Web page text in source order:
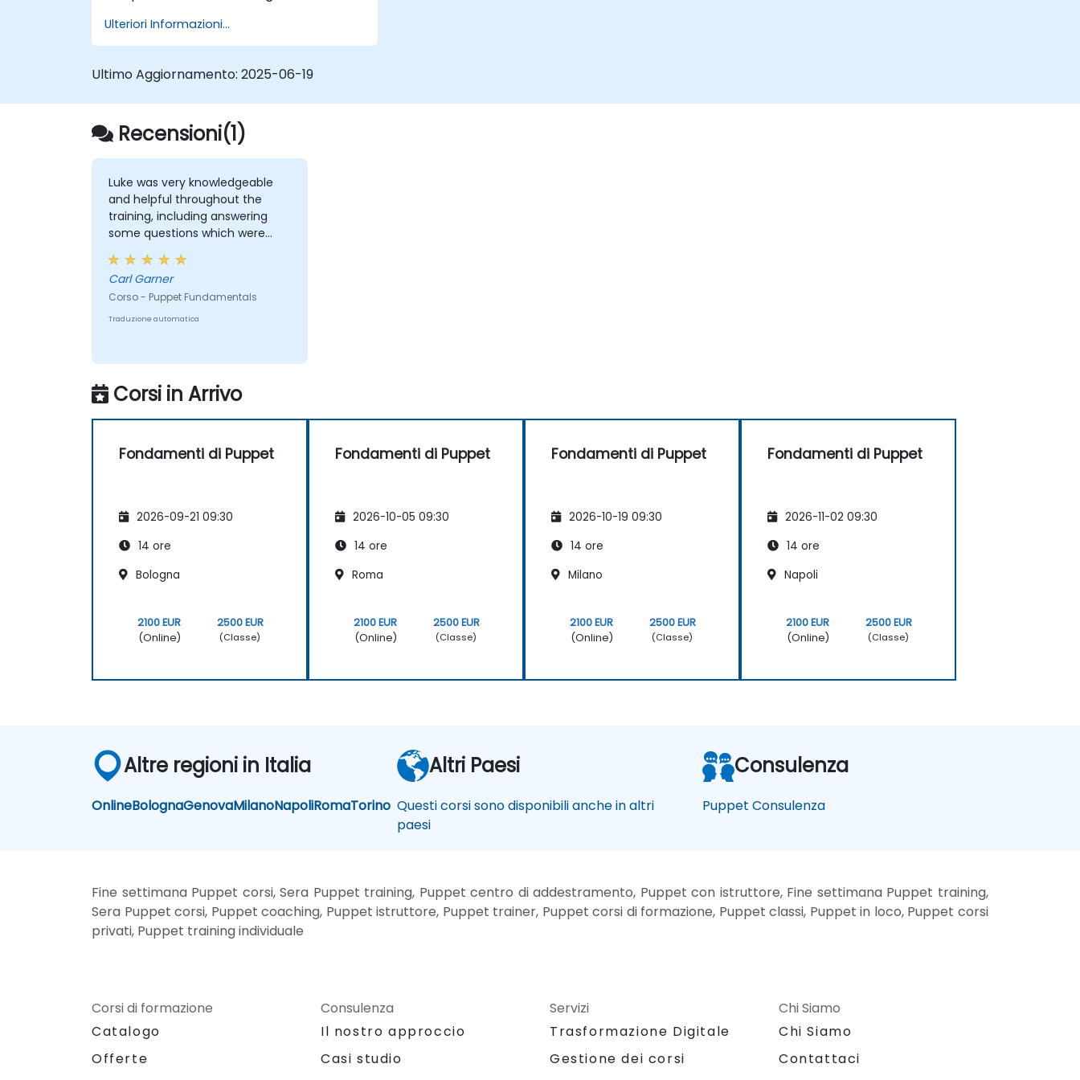
Ulteriori Informazioni...
Ultimo Aggiornamento: 2025-06-19
Recensioni(1)
Luke was very knowledgeable
and helpful throughout the
training, including answering
some questions which were
probably more advanced than
the course.
Carl Garner
Corso - Puppet Fundamentals
Traduzione automatica
Corsi in Arrivo
Fondamenti di Puppet
2026-09-21 09:30
14 ore
Bologna
2100 EUR
(Online)
2500 EUR
(Classe)
Fondamenti di Puppet
2026-10-05 09:30
14 ore
Roma
2100 EUR
(Online)
2500 EUR
(Classe)
Fondamenti di Puppet
2026-10-19 09:30
14 ore
Milano
2100 EUR
(Online)
2500 EUR
(Classe)
Fondamenti di Puppet
2026-11-02 09:30
14 ore
Napoli
2100 EUR
(Online)
2500 EUR
(Classe)
Altre regioni in Italia
OnlineBolognaGenovaMilanoNapoliRomaTorino
Altri Paesi
Questi corsi sono disponibili anche in altri
paesi
Consulenza
Puppet Consulenza
Fine settimana Puppet corsi, Sera Puppet training, Puppet centro di addestramento, Puppet con istruttore, Fine settimana Puppet training,
Sera Puppet corsi, Puppet coaching, Puppet istruttore, Puppet trainer, Puppet corsi di formazione, Puppet classi, Puppet in loco, Puppet corsi
privati, Puppet training individuale
Corsi di formazione
Catalogo
Offerte
Consulenza
Il nostro approccio
Casi studio
Servizi
Trasformazione Digitale
Gestione dei corsi
Chi Siamo
Chi Siamo
Contattaci